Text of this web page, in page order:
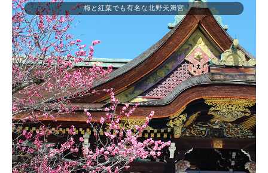
梅と紅葉でも有名な北野天満宮